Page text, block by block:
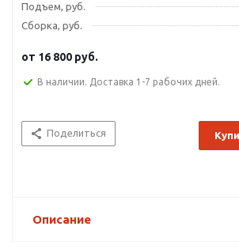
Подъем, руб.
Сборка, руб.
от 16 800 руб.
В наличии. Доставка 1-7 рабочих дней.
Поделиться
Описание